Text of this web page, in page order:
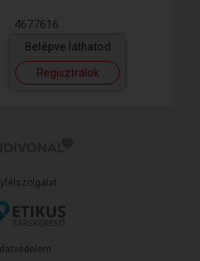
4677616
Belépve láthatod
Regisztrálok